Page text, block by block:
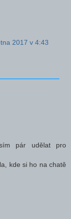
2017 v 4:43
pár udělat pro
kde si ho na chatě